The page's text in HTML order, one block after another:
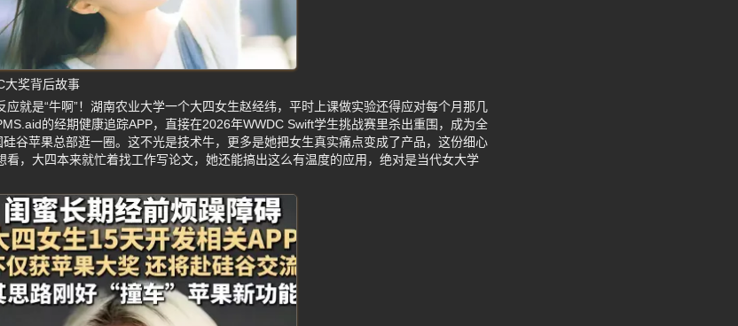
大奖背后故事
就是“牛啊”！湖南农业大学一个大四女生赵经纬，平时上课做实验还得应对每个月那几
的经期健康追踪APP，直接在2026年WWDC Swift学生挑战赛里杀出重围，成为全
谷苹果总部逛一圈。这不光是技术牛，更多是她把女生真实痛点变成了产品，这份细心
，大四本来就忙着找工作写论文，她还能搞出这么有温度的应用，绝对是当代女大学